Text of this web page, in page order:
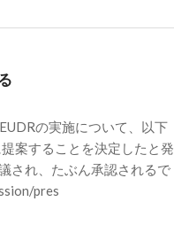
の実施について、以下
案することを決定したと発
され、たぶん承認されるで
pres